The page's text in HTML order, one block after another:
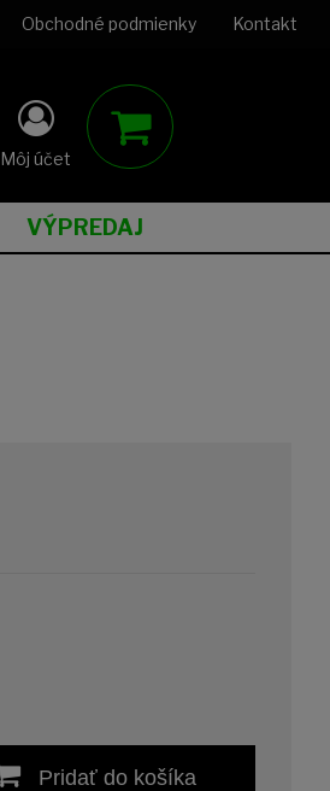
Obchodné podmienky Kontakt
Môj účet
VÝPREDAJ
Pridať do košíka